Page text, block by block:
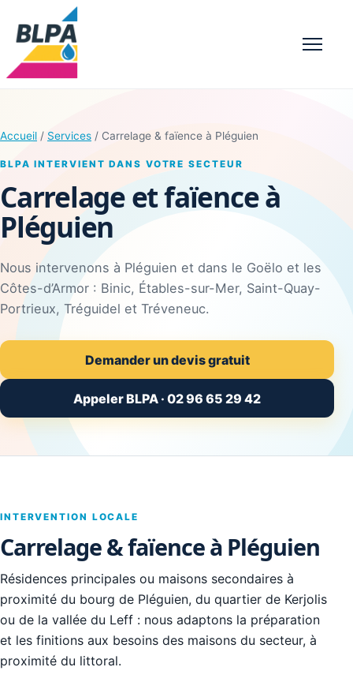
Accueil / Services / Carrelage & faïence à Pléguien
BLPA INTERVIENT DANS VOTRE SECTEUR
Carrelage et faïence à
Pléguien
Nous intervenons à Pléguien et dans le Goëlo et les
Côtes-d’Armor : Binic, Étables-sur-Mer, Saint-Quay-
Portrieux, Tréguidel et Tréveneuc.
Demander un devis gratuit
Appeler BLPA · 02 96 65 29 42
INTERVENTION LOCALE
Carrelage & faïence à Pléguien
Résidences principales ou maisons secondaires à
proximité du bourg de Pléguien, du quartier de Kerjolis
ou de la vallée du Leff : nous adaptons la préparation
et les finitions aux besoins des maisons du secteur, à
proximité du littoral.